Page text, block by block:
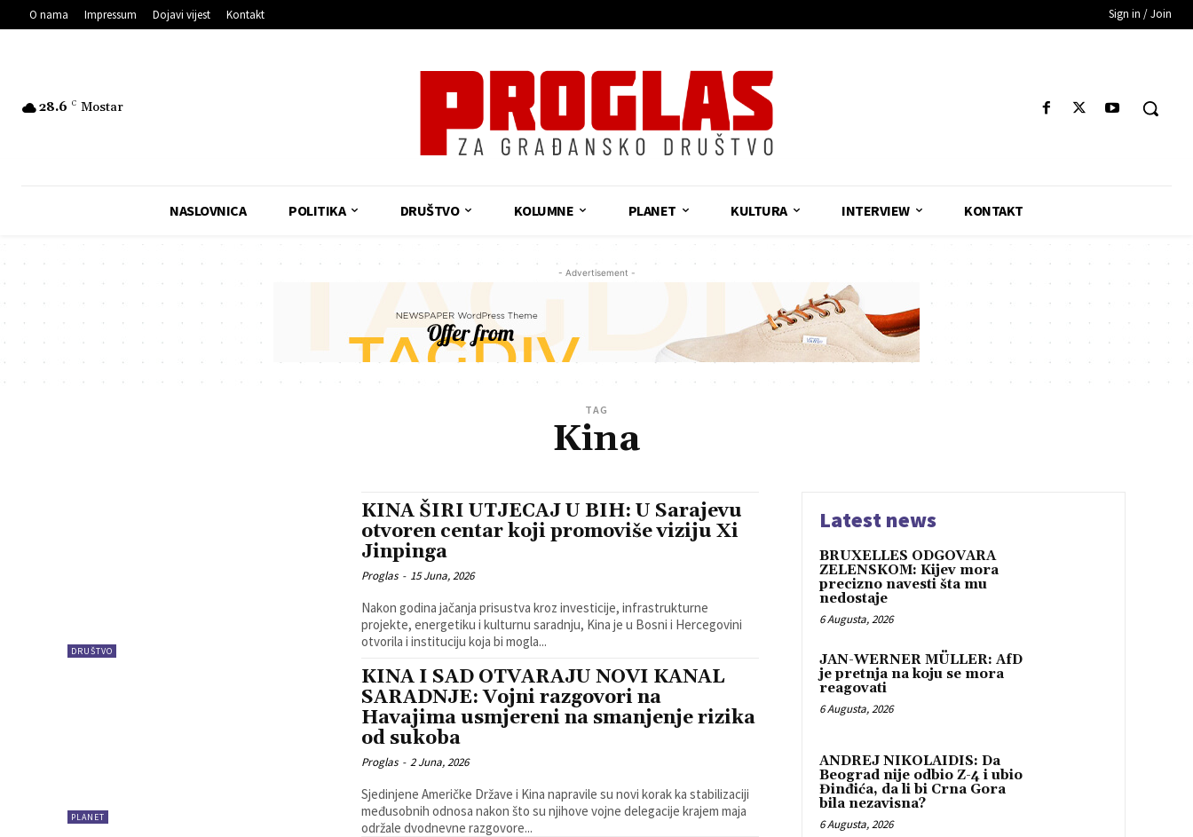
O nama Impressum Dojavi vijest Kontakt Sign in / Join
28.6 C Mostar
NASLOVNICA POLITIKA DRUŠTVO KOLUMNE PLANET KULTURA INTERVIEW KONTAKT
- Advertisement -
TAG
Kina
DRUŠTVO
KINA ŠIRI UTJECAJ U BIH: U Sarajevu
otvoren centar koji promoviše viziju Xi
Jinpinga
Proglas - 15 Juna, 2026
Nakon godina jačanja prisustva kroz investicije, infrastrukturne
projekte, energetiku i kulturnu saradnju, Kina je u Bosni i Hercegovini
otvorila i instituciju koja bi mogla...
PLANET
KINA I SAD OTVARAJU NOVI KANAL
SARADNJE: Vojni razgovori na
Havajima usmjereni na smanjenje rizika
od sukoba
Proglas - 2 Juna, 2026
Sjedinjene Američke Države i Kina napravile su novi korak ka stabilizaciji
međusobnih odnosa nakon što su njihove vojne delegacije krajem maja
održale dvodnevne razgovore...
Latest news
BRUXELLES ODGOVARA
ZELENSKOM: Kijev mora
precizno navesti šta mu
nedostaje
6 Augusta, 2026
JAN-WERNER MÜLLER: AfD
je pretnja na koju se mora
reagovati
6 Augusta, 2026
ANDREJ NIKOLAIDIS: Da
Beograd nije odbio Z-4 i ubio
Đinđića, da li bi Crna Gora
bila nezavisna?
6 Augusta, 2026